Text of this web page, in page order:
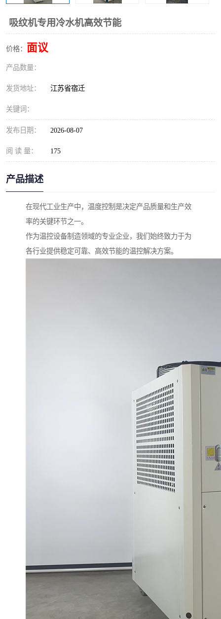
吸纹机专用冷水机高效节能
价格： 面议
产品数量：
发货地址： 江苏省宿迁
关键词：
发布日期： 2026-08-07
阅 读 量： 175
产品描述
在现代工业生产中，温度控制是决定产品质量和生产效
率的关键环节之一。
作为温控设备制造领域的专业企业，我们始终致力于为
各行业提供稳定可靠、高效节能的温控解决方案。